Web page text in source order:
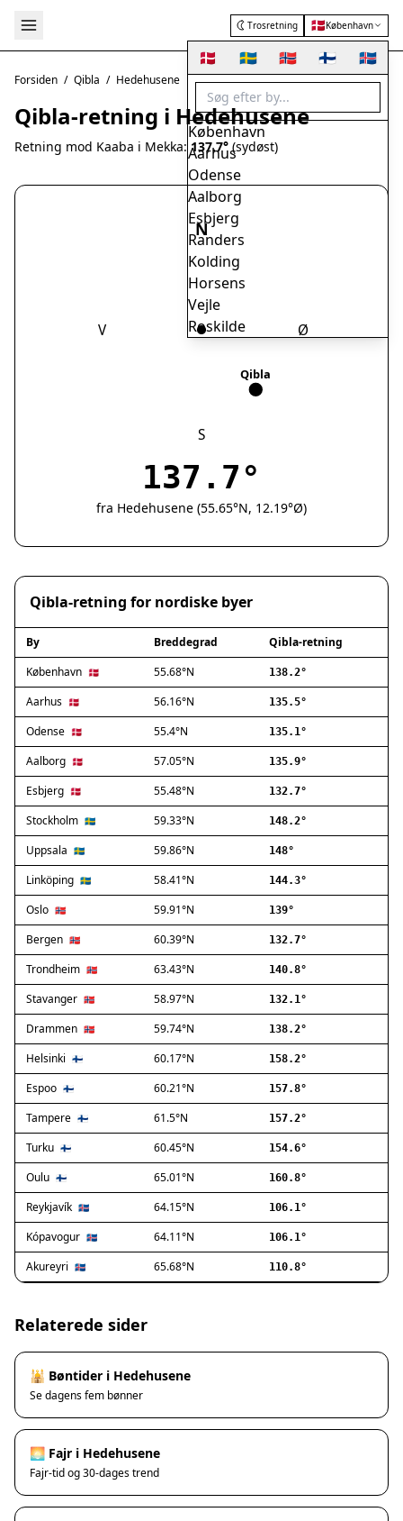
Trosretning 🇩🇰København
🇩🇰 🇸🇪 🇳🇴 🇫🇮 🇮🇸
København
Aarhus
Odense
Aalborg
Esbjerg
Randers
Kolding
Horsens
Vejle
Roskilde
Helsingør
Hørsholm
Næstved
Viborg
Køge
Holstebro
Taastrup
Sønderborg
Holbæk
Svendborg
Hjørring
Frederikshavn
Nørresundby
Haderslev
Albertslund
Allerød
Ballerup
Birkerød
Brøndby
Charlottenlund
Dragør
Farum
Fredensborg
Frederiksberg
Frederikssund
Frederiksværk
Gentofte
Gladsaxe
Glostrup
Greve
Hedehusene
Herlev
Hvidovre
Høje-Taastrup
Ishøj
Jyllinge
Lillerød
Lyngby
Tårnby
Vanløse
Haslev
Forsiden / Qibla / Hedehusene
Qibla-retning i Hedehusene
Retning mod Kaaba i Mekka: 137.7°(sydøst)
N
Ø
S
V
Qibla
137.7°
fra Hedehusene (55.65°N, 12.19°Ø)
Qibla-retning for nordiske byer
By Breddegrad
Qibla-retning
København 🇩🇰 55.68°N 138.2°
Aarhus 🇩🇰 56.16°N 135.5°
Odense 🇩🇰 55.4°N 135.1°
Aalborg 🇩🇰 57.05°N 135.9°
Esbjerg 🇩🇰 55.48°N 132.7°
Stockholm 🇸🇪 59.33°N 148.2°
Uppsala 🇸🇪 59.86°N 148°
Linköping 🇸🇪 58.41°N 144.3°
Oslo 🇳🇴 59.91°N 139°
Bergen 🇳🇴 60.39°N 132.7°
Trondheim 🇳🇴 63.43°N 140.8°
Stavanger 🇳🇴 58.97°N 132.1°
Drammen 🇳🇴 59.74°N 138.2°
Helsinki 🇫🇮 60.17°N 158.2°
Espoo 🇫🇮 60.21°N 157.8°
Tampere 🇫🇮 61.5°N 157.2°
Turku 🇫🇮 60.45°N 154.6°
Oulu 🇫🇮 65.01°N 160.8°
Reykjavík 🇮🇸 64.15°N 106.1°
Kópavogur 🇮🇸 64.11°N 106.1°
Akureyri 🇮🇸 65.68°N 110.8°
Relaterede sider
🕌 Bøntider i Hedehusene
Se dagens fem bønner
🌅 Fajr i Hedehusene
Fajr-tid og 30-dages trend